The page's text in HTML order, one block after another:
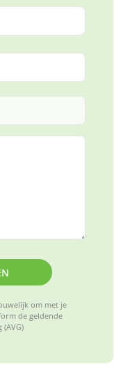
om met je
de geldende